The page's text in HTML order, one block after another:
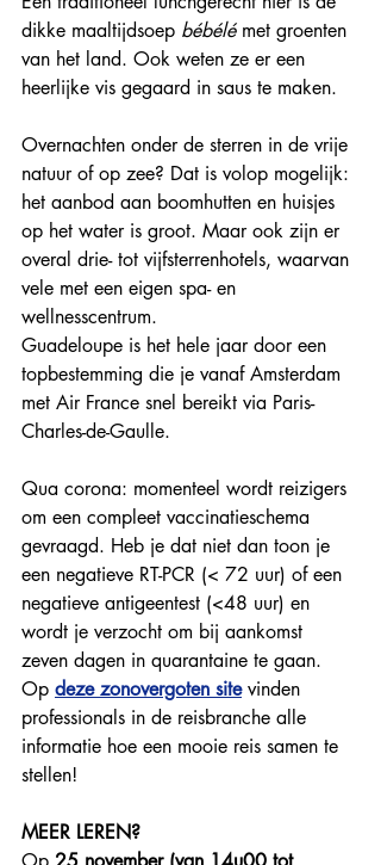
dikke maaltijdsoep bébélé met groenten
van het land. Ook weten ze er een
heerlijke vis gegaard in saus te maken.
Overnachten onder de sterren in de vrije
natuur of op zee? Dat is volop mogelijk:
het aanbod aan boomhutten en huisjes
op het water is groot. Maar ook zijn er
overal drie- tot vijfsterrenhotels, waarvan
vele met een eigen spa- en
wellnesscentrum.
Guadeloupe is het hele jaar door een
topbestemming die je vanaf Amsterdam
met Air France snel bereikt via Paris-
Charles-de-Gaulle.
Qua corona: momenteel wordt reizigers
om een compleet vaccinatieschema
gevraagd. Heb je dat niet dan toon je
een negatieve RT-PCR (< 72 uur) of een
negatieve antigeentest (<48 uur) en
wordt je verzocht om bij aankomst
zeven dagen in quarantaine te gaan.
Op deze zonovergoten site vinden
professionals in de reisbranche alle
informatie hoe een mooie reis samen te
stellen!
MEER LEREN?